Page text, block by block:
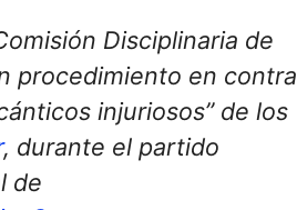
Disciplinaria de
procedimiento en contra
injuriosos” de los
, durante el partido
de